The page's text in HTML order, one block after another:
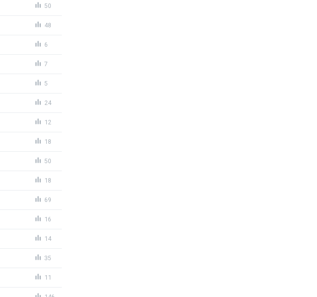
50
48
6
7
5
24
12
18
50
18
69
16
14
35
11